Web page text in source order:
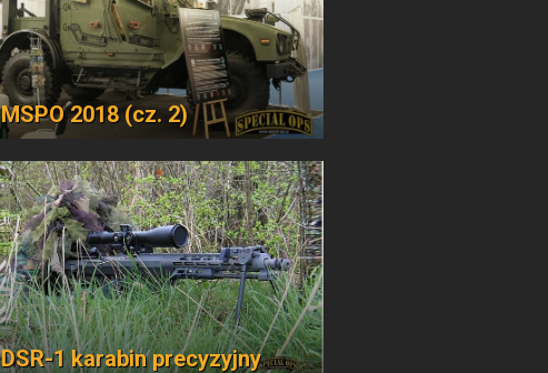
MSPO 2018 (cz. 2)
DSR-1 karabin precyzyjny